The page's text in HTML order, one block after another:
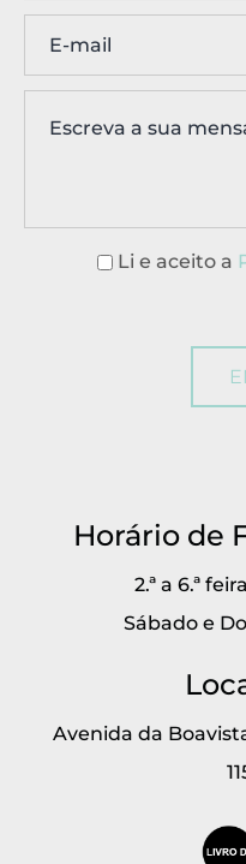
Li e aceito a
Horário de
2.ª a 6.ª
Sábado e
Avenida da